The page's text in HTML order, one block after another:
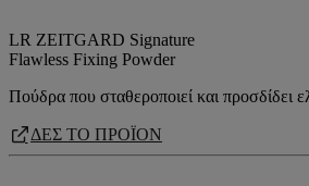
LR ZEITGARD Signature
Flawless​ Fixing Powder
Πούδρα που σταθεροποιεί και προσδίδει
ΔΕΣ ΤΟ ΠΡΟΪΟΝ